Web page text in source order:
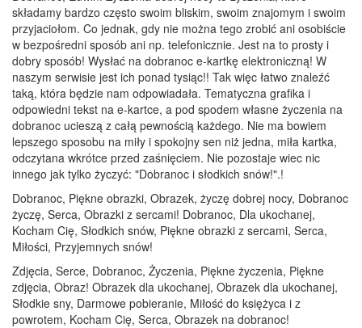
składamy bardzo często swoim bliskim, swoim znajomym i swoim
przyjaciołom. Co jednak, gdy nie można tego zrobić ani osobiście
w bezpośredni sposób ani np. telefonicznie. Jest na to prosty i
dobry sposób! Wysłać na dobranoc e-kartkę elektroniczną! W
naszym serwisie jest ich ponad tysiąc!! Tak więc łatwo znaleźć
taką, która będzie nam odpowiadała. Tematyczna grafika i
odpowiedni tekst na e-kartce, a pod spodem własne życzenia na
dobranoc ucieszą z całą pewnością każdego. Nie ma bowiem
lepszego sposobu na miły i spokojny sen niż jedna, miła kartka,
odczytana wkrótce przed zaśnięciem. Nie pozostaje wiec nic
innego jak tylko życzyć: "Dobranoc i słodkich snów!".!
Dobranoc, Piękne obrazki, Obrazek, życzę dobrej nocy, Dobranoc
życzę, Serca, Obrazki z sercami! Dobranoc, Dla ukochanej,
Kocham Cię, Słodkich snów, Piękne obrazki z sercami, Serca,
Miłości, Przyjemnych snów!
Zdjęcia, Serce, Dobranoc, Życzenia, Piękne życzenia, Piękne
zdjęcia, Obraz! Obrazek dla ukochanej, Obrazek dla ukochanej,
Słodkie sny, Darmowe pobieranie, Miłość do księżyca i z
powrotem, Kocham Cię, Serca, Obrazek na dobranoc!